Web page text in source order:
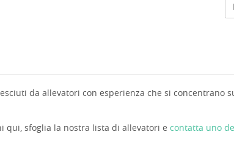
da allevatori con esperienza che si concentrano
qui, sfoglia la nostra lista di allevatori e contatta uno